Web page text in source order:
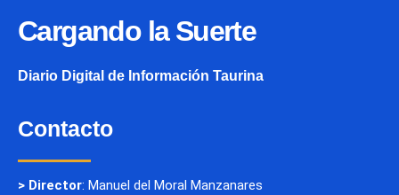
Cargando la Suerte
Diario Digital de Información Taurina
Contacto
> Director: Manuel del Moral Manzanares